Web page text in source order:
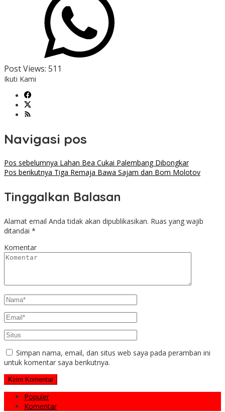
Post Views: 511
Ikuti Kami
Navigasi pos
Pos sebelumnya Lahan Bea Cukai Palembang Dibongkar
Pos berikutnya Tiga Remaja Bawa Sajam dan Bom Molotov
Tinggalkan Balasan
Alamat email Anda tidak akan dipublikasikan. Ruas yang wajib
ditandai *
Komentar
Simpan nama, email, dan situs web saya pada peramban ini
untuk komentar saya berikutnya.
Populer
Komentar